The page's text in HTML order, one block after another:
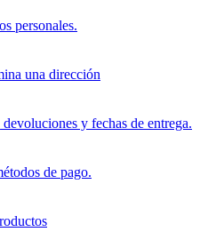
personales.
una dirección
y fechas de entrega.
de pago.